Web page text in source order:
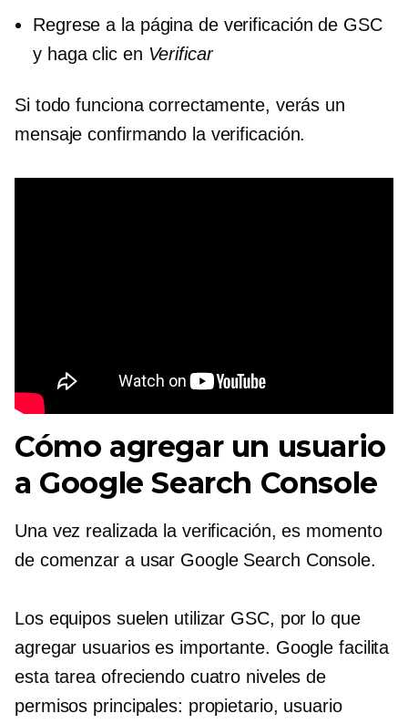
Regrese a la página de verificación de GSC
y haga clic en Verificar
Si todo funciona correctamente, verás un
mensaje confirmando la verificación.
Cómo agregar un usuario
a Google Search Console
Una vez realizada la verificación, es momento
de comenzar a usar Google Search Console.
Los equipos suelen utilizar GSC, por lo que
agregar usuarios es importante. Google facilita
esta tarea ofreciendo cuatro niveles de
permisos principales: propietario, usuario